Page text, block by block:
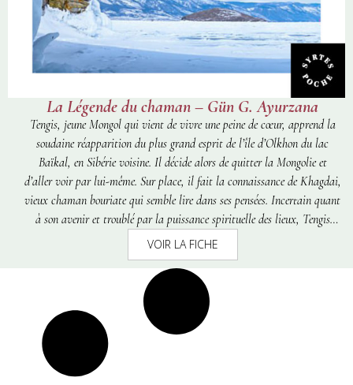
La Légende du chaman – Gün G. Ayurzana
Tengis, jeune Mongol qui vient de vivre une peine de cœur, apprend la
soudaine réapparition du plus grand esprit de l’île d’Olkhon du lac
Baïkal, en Sibérie voisine. Il décide alors de quitter la Mongolie et
d’aller voir par lui-même. Sur place, il fait la connaissance de Khagdai,
vieux chaman bouriate qui semble lire dans ses pensées. Incertain quant
à son avenir et troublé par la puissance spirituelle des lieux, Tengis
accepte de devenir l’assistant du chaman et commence à pénétrer les
secrets du monde des esprits…Quête initiatique sur fond de magie,
fresque historique de la Bouriatie contemporaine, plongée dans l’univers
La Légende du chaman
génération de lecteurs en Mongolie et a été récompensé du prestigieux
prix de la Plume d’or en 2010.
VOIR LA FICHE